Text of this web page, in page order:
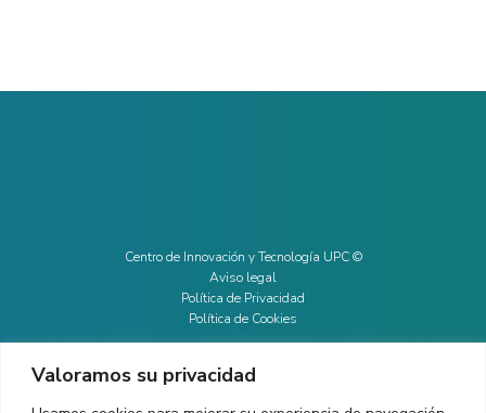
Valoramos su privacidad
Centro de Innovación y Tecnología UPC ©
Aviso legal
Política de Privacidad
Política de Cookies
CONTACTO